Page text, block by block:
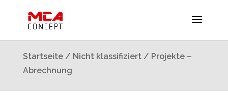
Startseite/ Nicht klassifiziert/ Projekte –
Abrechnung